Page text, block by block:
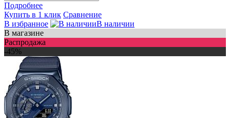
Подробнее
Купить в 1 клик Сравнение
В избранное
В наличии
В магазине
Распродажа
-45%